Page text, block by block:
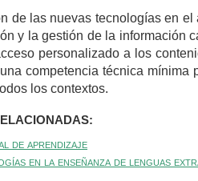
de las nuevas tecnologías en
y la gestión de la información
personalizado a los
competencia técnica
los contextos.
de aprendizaje
en la enseñanza de lenguas